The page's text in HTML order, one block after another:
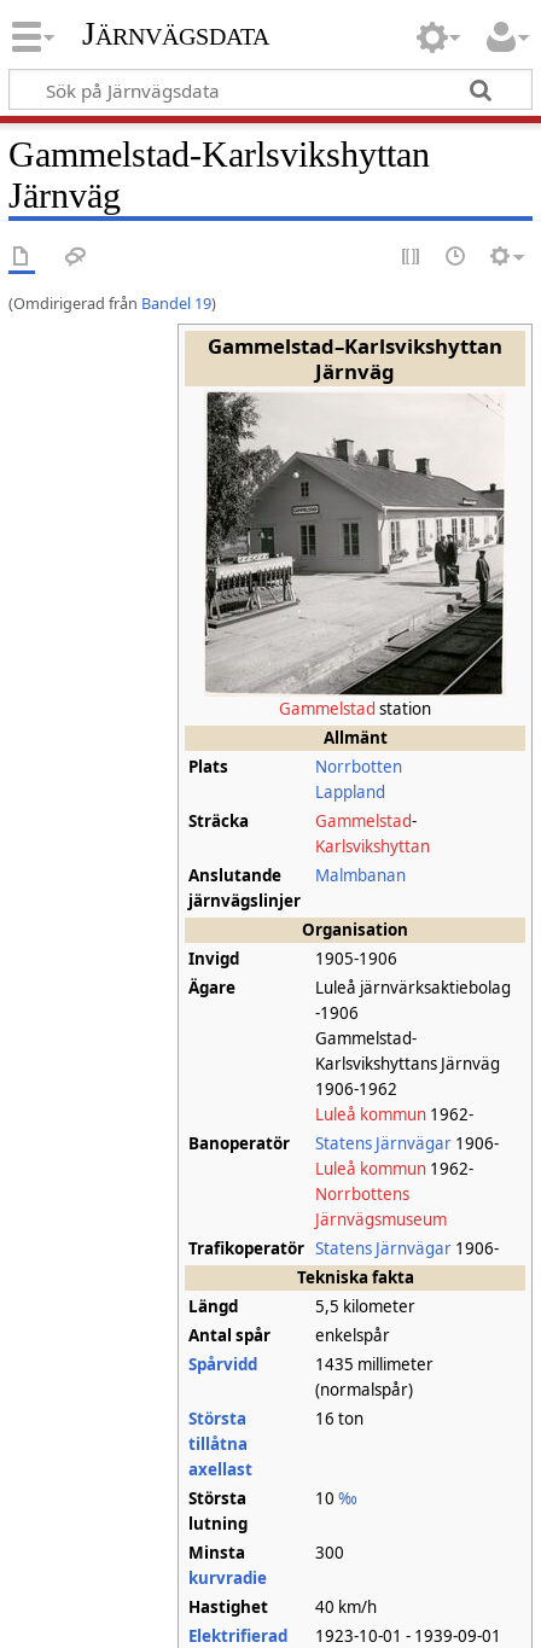
Järnvägsdata
Gammelstad-Karlsvikshyttan
Järnväg
(Omdirigerad från Bandel 19)
Gammelstad–Karlsvikshyttan
Järnväg
Gammelstad station
Allmänt
Plats
Norrbotten
Lappland
Sträcka
Gammelstad-
Karlsvikshyttan
Anslutande
järnvägslinjer
Malmbanan
Organisation
Invigd
1905-1906
Ägare
Luleå järnvärksaktiebolag
-1906
Gammelstad-
Karlsvikshyttans Järnväg
1906-1962
Luleå kommun1962-
Banoperatör
Statens Järnvägar1906-
Luleå kommun1962-
Norrbottens
Järnvägsmuseum
Trafikoperatör Statens Järnvägar1906-
Tekniska fakta
Längd
5,5 kilometer
Antal spår
enkelspår
Spårvidd
1435 millimeter
(normalspår)
Största
tillåtna
axellast
16 ton
Största
lutning
10 ‰
Minsta
kurvradie
300
Hastighet
40 km/h
Elektrifierad
1923-10-01 - 1939-09-01